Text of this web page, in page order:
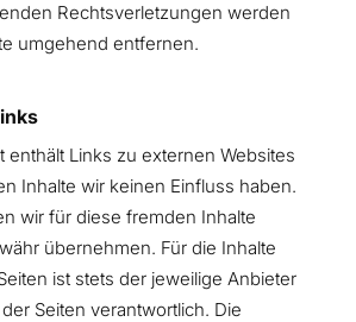
Rechtsverletzungen werden
umgehend entfernen.
enthält Links zu externen Websites
Inhalte wir keinen Einfluss haben.
wir für diese fremden Inhalte
übernehmen. Für die Inhalte
ist stets der jeweilige Anbieter
Seiten verantwortlich. Die